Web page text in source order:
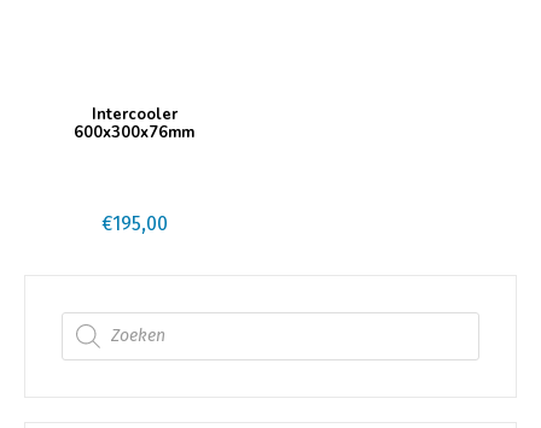
Intercooler
600x300x76mm
€195,00
Producten zoeken